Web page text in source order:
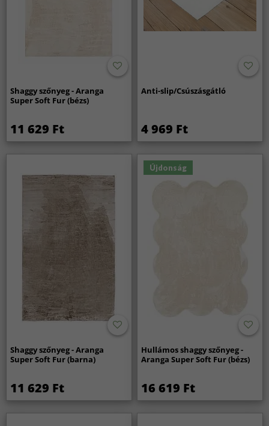
Shaggy szőnyeg - Aranga
Super Soft Fur (bézs)
11 629 Ft
Anti-slip/Csúszásgátló
4 969 Ft
Shaggy szőnyeg - Aranga
Super Soft Fur (barna)
11 629 Ft
Újdonság
Hullámos shaggy szőnyeg -
Aranga Super Soft Fur (bézs)
16 619 Ft